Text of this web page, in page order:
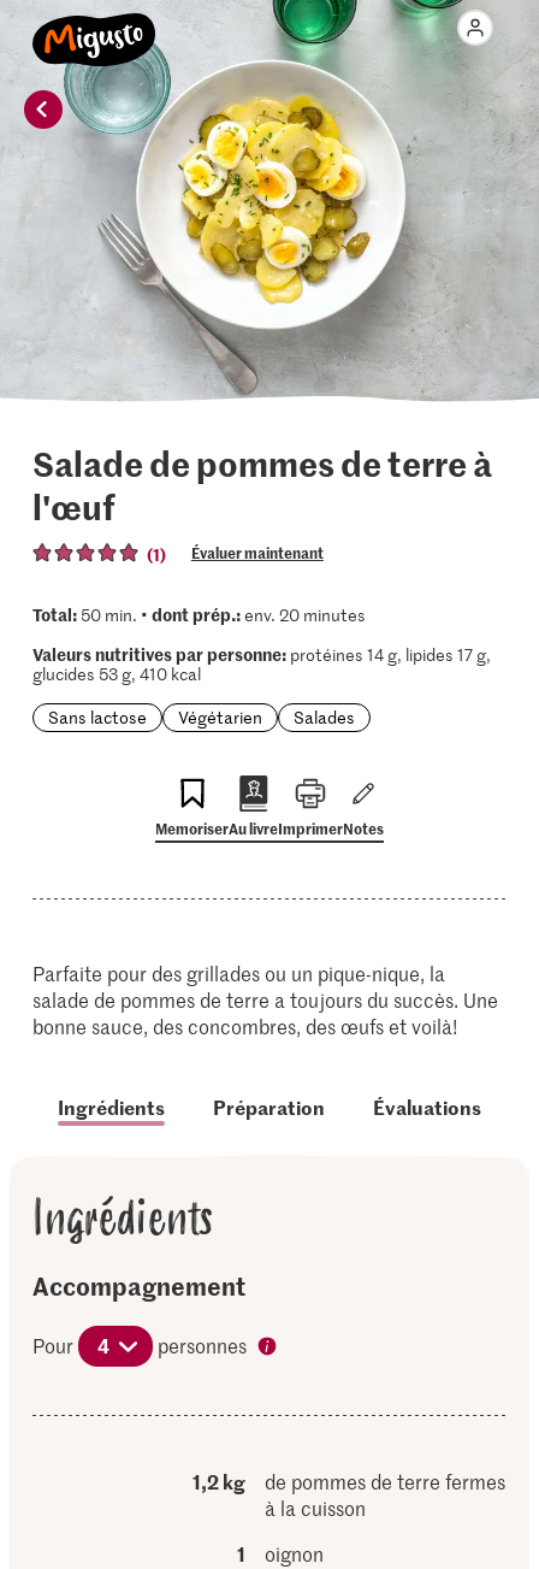
Salade de pommes de terre à
l'œuf
(1) Évaluer maintenant
Total:50 min. • dont prép.:env. 20 minutes
Valeurs nutritives par personne:protéines 14 g, lipides 17 g,
glucides 53 g, 410 kcal
Sans lactose
Végétarien Salades
MemoriserAu livreImprimerNotes
Parfaite pour des grillades ou un pique-nique, la
salade de pommes de terre a toujours du succès. Une
bonne sauce, des concombres, des œufs et voilà!
Ingrédients Préparation Évaluations
Ingrédients
Accompagnement
Pour 4 personnes
1,2 kg
de pommes de terre fermes
à la cuisson
1
oignon